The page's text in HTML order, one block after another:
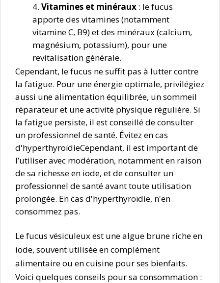
Vitamines et minéraux : le fucus
apporte des vitamines (notamment
vitamine C, B9) et des minéraux (calcium,
magnésium, potassium), pour une
revitalisation générale.
Cependant, le fucus ne suffit pas à lutter contre
la fatigue. Pour une énergie optimale, privilégiez
aussi une alimentation équilibrée, un sommeil
réparateur et une activité physique régulière. Si
la fatigue persiste, il est conseillé de consulter
un professionnel de santé. Évitez en cas
d'hyperthyroïdieCependant, il est important de
l’utiliser avec modération, notamment en raison
de sa richesse en iode, et de consulter un
professionnel de santé avant toute utilisation
prolongée. En cas d'hyperthyroïdie, n'en
consommez pas.
Le fucus vésiculeux est une algue brune riche en
iode, souvent utilisée en complément
alimentaire ou en cuisine pour ses bienfaits.
Voici quelques conseils pour sa consommation :